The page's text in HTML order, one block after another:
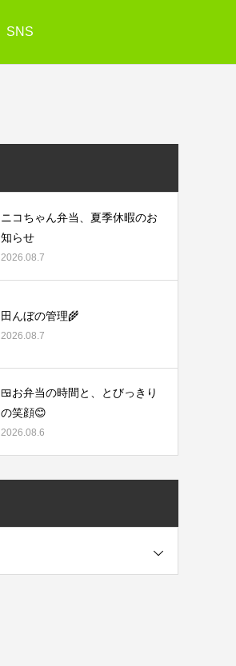
SNS
ニコちゃん弁当、夏季休暇のお
知らせ
2026.08.7
田んぼの管理🌾
2026.08.7
🍱お弁当の時間と、とびっきり
の笑顔😊
2026.08.6